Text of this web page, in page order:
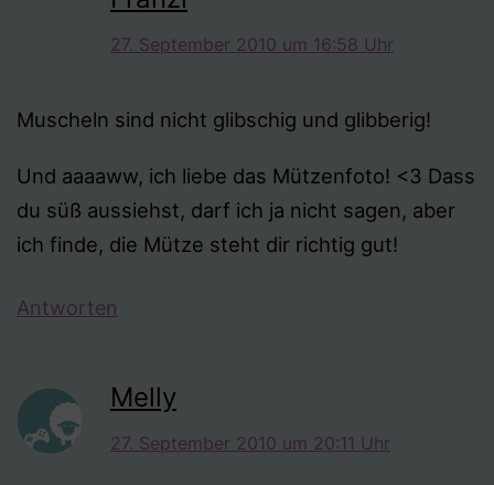
27. September 2010 um 16:58 Uhr
Muscheln sind nicht glibschig und glibberig!
Und aaaaww, ich liebe das Mützenfoto! <3 Dass
du süß aussiehst, darf ich ja nicht sagen, aber
ich finde, die Mütze steht dir richtig gut!
Antworten
Melly
27. September 2010 um 20:11 Uhr